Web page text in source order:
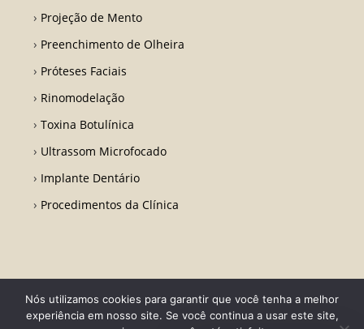
Projeção de Mento
Preenchimento de Olheira
Próteses Faciais
Rinomodelação
Toxina Botulínica
Ultrassom Microfocado
Implante Dentário
Procedimentos da Clínica
Todos os direitos reservados - Dr. Fabio Ricardo Barros | CRO RJ 31728-
Desenvolvido por LA Comunicações
Nós utilizamos cookies para garantir que você tenha a melhor
experiência em nosso site. Se você continua a usar este site,